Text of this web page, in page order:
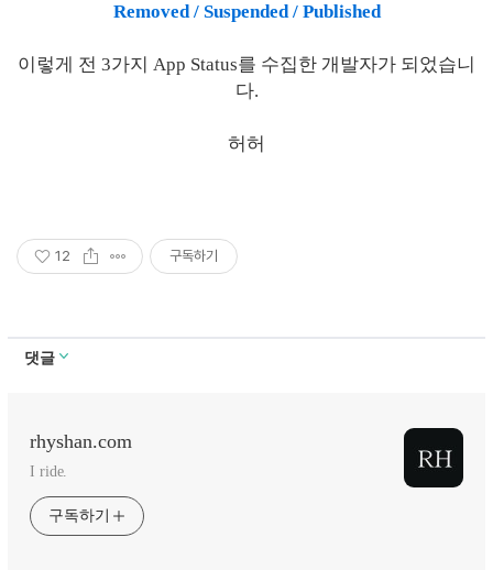
Removed / Suspended / Published
이렇게 전 3가지 App Status를 수집한 개발자가 되었습니
다.
허허
12 구독하기
댓글
rhyshan.com
I ride.
구독하기